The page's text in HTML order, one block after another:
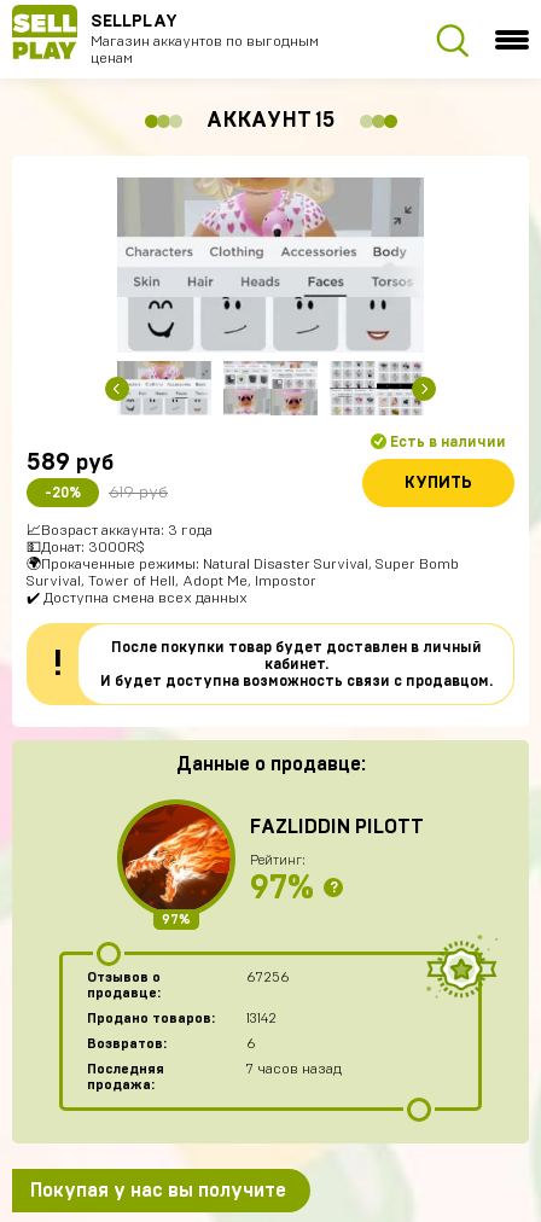
SELLPLAY
Магазин аккаунтов по выгодным
ценам
АККАУНТ 15
589 руб
-20% 619 руб
Есть в наличии
КУПИТЬ
📈Возраст аккаунта: 3 года
💵Донат: 3000R$
🌍Прокаченные режимы: Natural Disaster Survival, Super Bomb
Survival, Tower of Hell, Adopt Me, Impostor
✔️ Доступна смена всех данных
!
После покупки товар будет доставлен в личный
кабинет.
И будет доступна возможность связи с продавцом.
Данные о продавце:
97%
FAZLIDDIN PILOTT
Рейтинг:
97% ?
Отзывов о
продавце:
67256
Продано товаров:
13142
Возвратов:
6
Последняя
продажа:
7 часов назад
Покупая у нас вы получите